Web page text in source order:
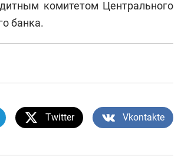
комитетом Центрального
банка.
Twitter Vkontakte